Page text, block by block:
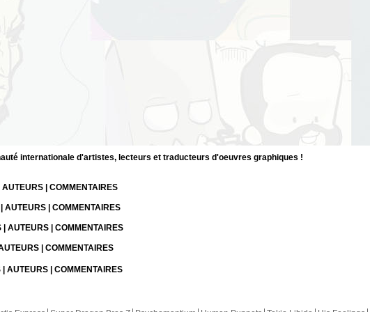
internationale d'artistes, lecteurs et traducteurs d'oeuvres graphiques !
| COMMENTAIRES
AUTEURS | COMMENTAIRES
| AUTEURS | COMMENTAIRES
| COMMENTAIRES
AUTEURS | COMMENTAIRES